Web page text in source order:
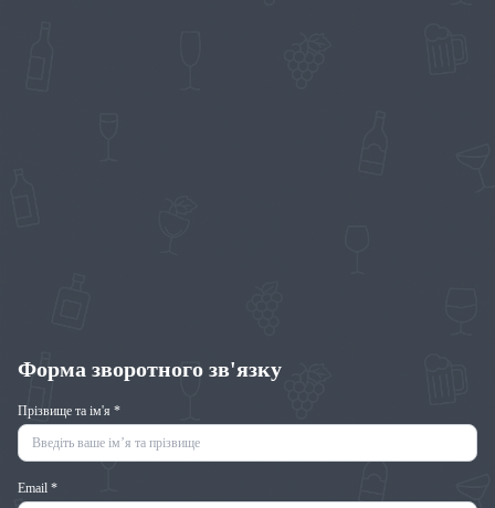
Форма зворотного зв'язку
Прізвище та ім'я *
Email *